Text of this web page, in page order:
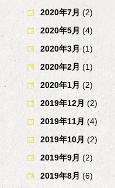
2020年7月 (2)
2020年5月 (4)
2020年3月 (1)
2020年2月 (1)
2020年1月 (2)
2019年12月 (2)
2019年11月 (4)
2019年10月 (2)
2019年9月 (2)
2019年8月 (6)